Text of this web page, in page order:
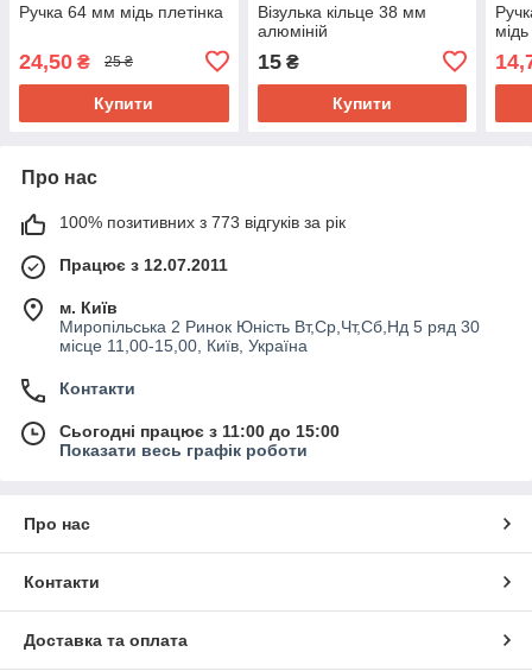
Ручка 64 мм мідь плетінка
24,50 ₴ 25 ₴
Купити
Візулька кільце 38 мм
алюміній
15₴
Купити
мідь
Про нас
100% позитивних з 773 відгуків за рік
Працює з 12.07.2011
м. Київ
Миропільська 2 Ринок Юність Вт,Ср,Чт,Сб,Нд 5 ряд 30
місце 11,00-15,00, Київ, Україна
Контакти
Сьогодні працює з 11:00 до 15:00
Показати весь графік роботи
Про нас
Контакти
Доставка та оплата